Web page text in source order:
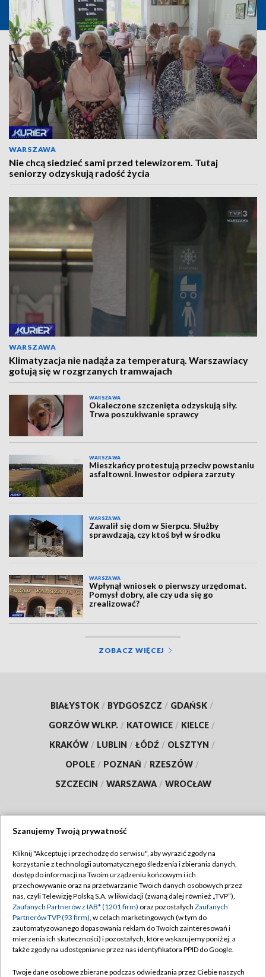
WARSZAWA
Nie chcą siedzieć sami przed telewizorem. Tutaj
seniorzy odzyskują radość życia
WARSZAWA
Klimatyzacja nie nadąża za temperaturą. Warszawiacy
gotują się w rozgrzanych tramwajach
WARSZAWA
Okaleczone szczenięta odzyskują siły.
Trwa poszukiwanie sprawcy
WARSZAWA
Mieszkańcy protestują przeciw powstaniu
asfaltowni. Inwestor odpiera zarzuty
WARSZAWA
Zawalił się dom w Sierpcu. Służby
sprawdzają, czy ktoś był w środku
WARSZAWA
Wpłynął wniosek o pierwszy urzędomat.
Pomysł dobry, ale czy uda się go
zrealizować?
ZOBACZ WIĘCEJ
BIAŁYSTOK / BYDGOSZCZ / GDAŃSK /
GORZÓW WLKP. / KATOWICE / KIELCE /
KRAKÓW / LUBLIN / ŁÓDŹ / OLSZTYN /
OPOLE / POZNAŃ / RZESZÓW /
SZCZECIN / WARSZAWA / WROCŁAW
TVP
Abonament TVP
Emisja w TVP
Centrum informacji TVP
Naziemna Telewizja Cyfrowa
Regulamin TVP
Polityka prywatności
Moje zgody
Pomoc
Szanujemy Twoją prywatność
Kliknij "Akceptuję i przechodzę do serwisu", aby wyrazić zgody na
korzystanie z technologii automatycznego śledzenia i zbierania danych,
dostęp do informacji na Twoim urządzeniu końcowym i ich
przechowywanie oraz na przetwarzanie Twoich danych osobowych przez
nas, czyli Telewizję Polską S.A. w likwidacji (zwaną dalej również „TVP”),
Zaufanych Partnerów z IAB* (1201 firm) oraz pozostałych Zaufanych
Partnerów TVP (93 firm), w celach marketingowych (w tym do
zautomatyzowanego dopasowania reklam do Twoich zainteresowań i
mierzenia ich skuteczności) i pozostałych, które wskazujemy poniżej, a
także zgody na udostępnianie przez nas identyfikatora PPID do Google.
Twoje dane osobowe zbierane podczas odwiedzania przez Ciebie naszych